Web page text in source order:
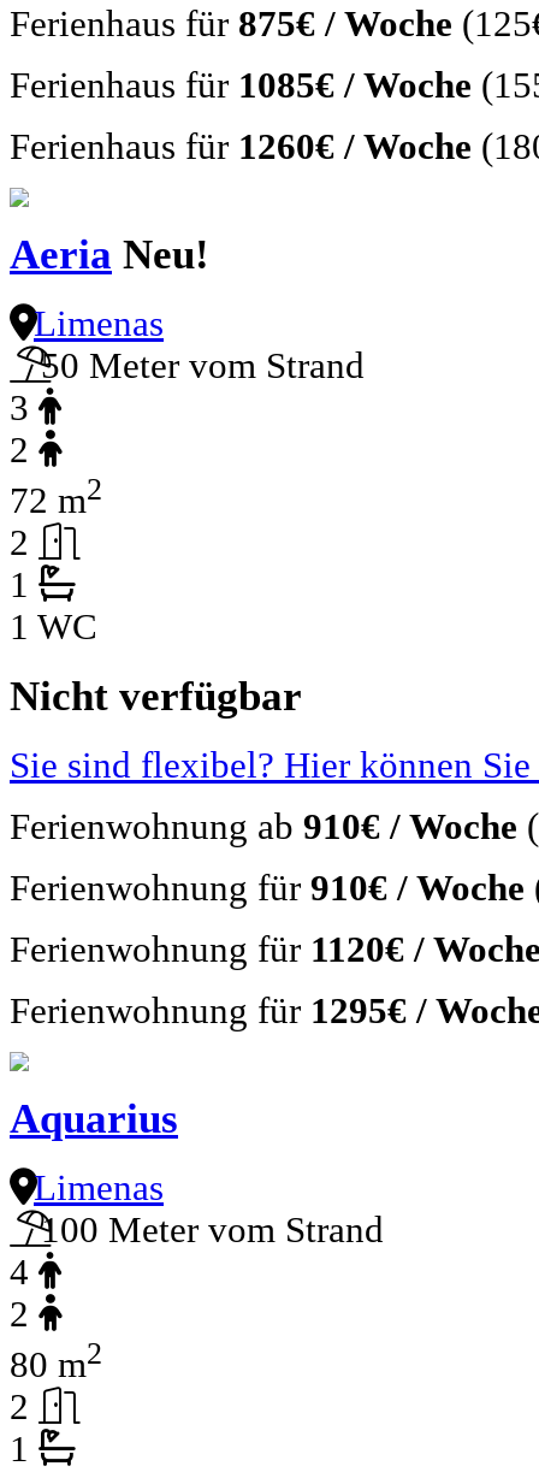
Ferienhaus für 875€ / Woche
Ferienhaus für 1085€ / Woche
Ferienhaus für 1260€ / Woche
Aeria Neu!
Limenas
50 Meter vom Strand
3
2
72 m2
2
1
1 WC
Nicht verfügbar
Sie sind flexibel? Hier können
Ferienwohnung ab 910€ / Woche
Ferienwohnung für 910€ / Woche
Ferienwohnung für 1120€ /
Ferienwohnung für 1295€ /
Aquarius
Limenas
100 Meter vom Strand
4
2
80 m2
2
1